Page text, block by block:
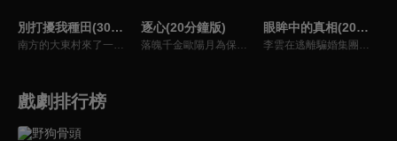
別打擾我種田(30分鐘版)
南方的大東村來了一位不速之客林現，他是林氏集團百億資產的唯一繼承人，在爺爺強勢壓迫下，家世顯赫的他空降莊家找到自己傳說中門當戶對的未婚妻，決定說服她自願解除婚約。
逐心(20分鐘版)
落魄千金歐陽月為保住洋行，查明父親死因，讓處心積慮接觸自己的秦霽風成為了自己的保鏢，對其日漸生情。與自己的青梅竹馬未婚夫梁嘉昊逐漸疏遠，正當兩人要攜手對抗黑暗時，不料真相揭開，兩人站在了對立面，一場虐心三角戀逐漸拉開帷幕...
眼眸中的真相(20分鐘版)
李雲在逃離騙婚集團後，決定加入閨蜜的公司重新開始。然而，閨蜜與公司總裁的親密關係讓她心生疑慮。更驚人的是，這位曾經的好友竟與騙婚集團的頭目保持著秘密聯繫…背叛與真相交織，身陷陰謀的李雲將如何在這場風暴中保全自己？
戲劇排行榜